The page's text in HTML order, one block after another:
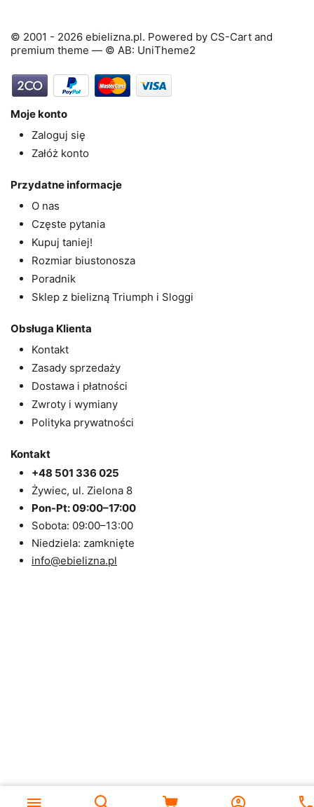
© 2001 - 2026 ebielizna.pl. Powered by CS-Cart and
premium theme — © AB: UniTheme2
Moje konto
Zaloguj się
Załóż konto
Przydatne informacje
O nas
Częste pytania
Kupuj taniej!
Rozmiar biustonosza
Poradnik
Sklep z bielizną Triumph i Sloggi
Obsługa Klienta
Kontakt
Zasady sprzedaży
Dostawa i płatności
Zwroty i wymiany
Polityka prywatności
Kontakt
+48 501 336 025
Żywiec, ul. Zielona 8
Pon-Pt: 09:00–17:00
Sobota: 09:00–13:00
Niedziela: zamknięte
info@ebielizna.pl